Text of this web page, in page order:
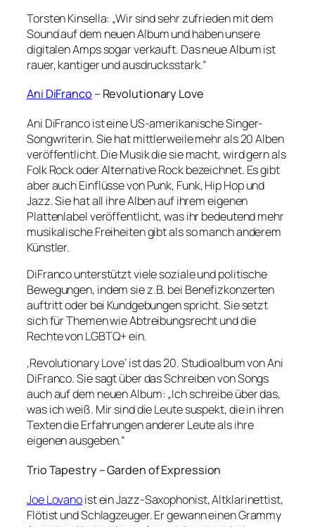
Torsten Kinsella: „Wir sind sehr zufrieden mit dem
Sound auf dem neuen Album und haben unsere
digitalen Amps sogar verkauft. Das neue Album ist
rauer, kantiger und ausdrucksstark.“
Ani DiFranco – Revolutionary Love
Ani DiFranco ist eine US-amerikanische Singer-
Songwriterin. Sie hat mittlerweile mehr als 20 Alben
veröffentlicht. Die Musik die sie macht, wird gern als
Folk Rock oder Alternative Rock bezeichnet. Es gibt
aber auch Einflüsse von Punk, Funk, Hip Hop und
Jazz. Sie hat all ihre Alben auf ihrem eigenen
Plattenlabel veröffentlicht, was ihr bedeutend mehr
musikalische Freiheiten gibt als so manch anderem
Künstler.
DiFranco unterstützt viele soziale und politische
Bewegungen, indem sie z.B. bei Benefizkonzerten
auftritt oder bei Kundgebungen spricht. Sie setzt
sich für Themen wie Abtreibungsrecht und die
Rechte von LGBTQ+ ein.
‚Revolutionary Love‘ ist das 20. Studioalbum von Ani
DiFranco. Sie sagt über das Schreiben von Songs
auch auf dem neuen Album: „Ich schreibe über das,
was ich weiß. Mir sind die Leute suspekt, die in ihren
Texten die Erfahrungen anderer Leute als ihre
eigenen ausgeben.“
Trio Tapestry – Garden of Expression
Joe Lovanoist ein Jazz-Saxophonist, Altklarinettist,
Flötist und Schlagzeuger. Er gewann einen Grammy